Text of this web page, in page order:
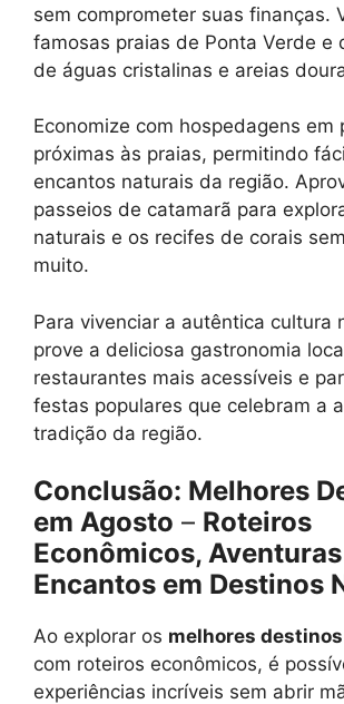
sem comprometer suas finanças.
famosas praias de Ponta Verde e
de águas cristalinas e areias
Economize com hospedagens em
próximas às praias, permitindo
encantos naturais da região.
passeios de catamarã para
naturais e os recifes de corais
muito.
Para vivenciar a autêntica cultura
prove a deliciosa gastronomia
restaurantes mais acessíveis e
festas populares que celebram a
tradição da região.
Conclusão: Melhores
em Agosto – Roteiros
Econômicos,
Encantos em Destinos
Ao explorar os melhores
com roteiros econômicos, é
experiências incríveis sem abrir